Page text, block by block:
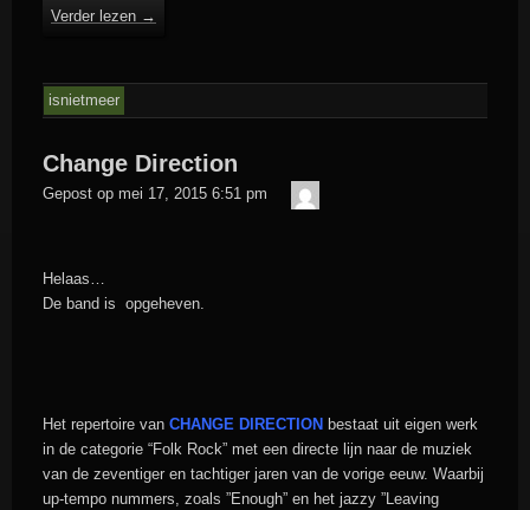
Verder lezen →
isnietmeer
Change Direction
Gepost op mei 17, 2015 6:51 pm
Helaas…
De band is opgeheven.
Het repertoire van CHANGE DIRECTION bestaat uit eigen werk
in de categorie “Folk Rock” met een directe lijn naar de muziek
van de zeventiger en tachtiger jaren van de vorige eeuw. Waarbij
up-tempo nummers, zoals ”Enough” en het jazzy ”Leaving